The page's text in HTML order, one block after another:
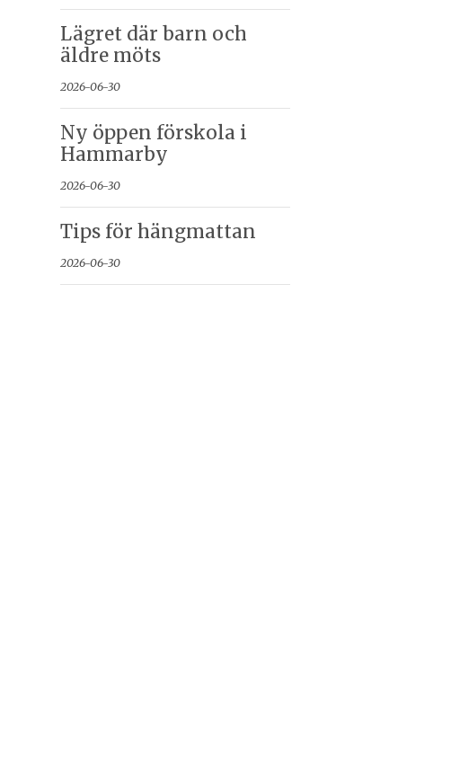
Lägret där barn och
äldre möts
2026-06-30
Ny öppen förskola i
Hammarby
2026-06-30
Tips för hängmattan
2026-06-30